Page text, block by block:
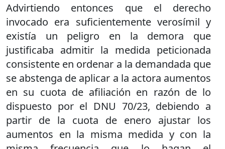
Advirtiendo entonces que el derecho
invocado era suficientemente verosímil y
existía un peligro en la demora que
justificaba admitir la medida peticionada
consistente en ordenar a la demandada que
se abstenga de aplicar a la actora aumentos
en su cuota de afiliación en razón de lo
dispuesto por el DNU 70/23, debiendo a
partir de la cuota de enero ajustar los
aumentos en la misma medida y con la